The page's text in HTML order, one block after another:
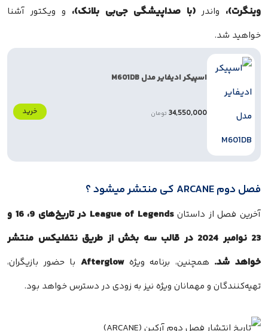
وینگرت)، واندر (با صداپیشگی جی‌بی بلانک)، و ویکتور آشنا
خواهید شد.
اسپیکر ادیفایر مدل M601DB
34,550,000 تومان خرید
فصل دوم ARCANE کی منتشر میشود ؟
آخرین فصل از داستانLeague of Legends
در تاریخ‌های 9، 16 و
23 نوامبر 2024 در قالب سه بخش از طریق نتفلیکس منتشر
خواهد شد. همچنین، برنامه ویژهAfterglow با حضور بازیگران،
تهیه‌کنندگان و مهمانان ویژه نیز به زودی در دسترس خواهد بود.